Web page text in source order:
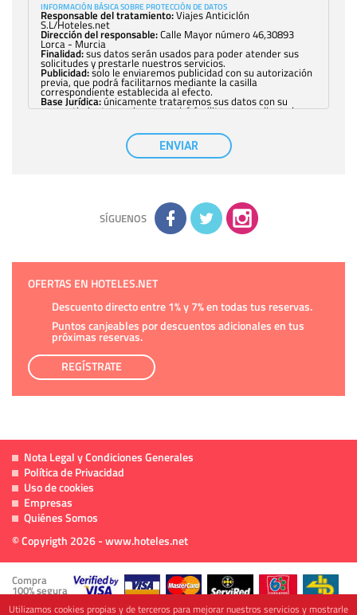
INFORMACIÓN BÁSICA SOBRE PROTECCIÓN DE DATOS
Responsable del tratamiento:Viajes Anticiclón
S.L/Hoteles.net
Dirección del responsable:Calle Mayor número 46,30893
Lorca - Murcia
Finalidad:sus datos serán usados para poder atender sus
solicitudes y prestarle nuestros servicios.
Publicidad:solo le enviaremos publicidad con su autorización
previa, que podrá facilitarnos mediante la casilla
correspondiente establecida al efecto.
Base Jurídica:únicamente trataremos sus datos con su
consentimiento previo, que podrá facilitarnos mediante la
con carácter general, sólo el personal de
nuestra entidad que esté debidamente autorizado podrá
tener conocimiento de la información que le pedimos. No se
comunicarán datos a terceros.
adicional y detallada sobre cómo tratamos sus datos en la
política de privacidad
ENVIAR
SÍGUENOS
OFERTAS EN HOTELES.NET
Descuento directo entre 1% y 7% en todas tus reservas.
Puntos canjeables por descuentos adicionales en tus
próximas reservas.
REGÍSTRATE
Nota Legal y Condiciones Generales
Política de Privacidad
Uso de cookies
Empresas
Quiénes Somos
© Copyrigth 2026 - www.hoteles.net
Compra
100% segura
Utilizamos cookies propias y de terceros para mejorar nuestros servicios y mostrarle